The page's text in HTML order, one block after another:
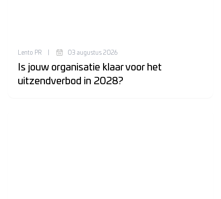
Lento PR 03 augustus 2026
Is jouw organisatie klaar voor het
uitzendverbod in 2028?